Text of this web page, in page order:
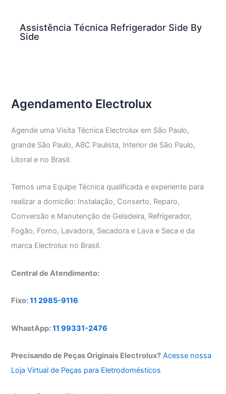
Assistência Técnica Refrigerador Side By
Side
Agendamento Electrolux
Agende uma Visita Técnica Electrolux em São Paulo,
grande São Paulo, ABC Paulista, Interior de São Paulo,
Litoral e no Brasil.
Temos uma Equipe Técnica qualificada e experiente para
realizar a domicílio: Instalação, Conserto, Reparo,
Conversão e Manutenção de Geladeira, Refrigerador,
Fogão, Forno, Lavadora, Secadora e Lava e Seca e da
marca Electrolux no Brasil.
Central de Atendimento:
Fixo:11 2985-9116
WhastApp:11 99331-2476
Precisando de Peças Originais Electrolux? Acesse nossa
Loja Virtual de Peças para Eletrodomésticos